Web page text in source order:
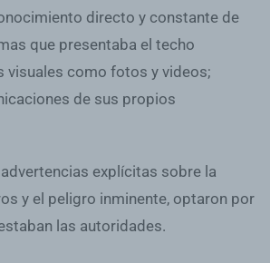
directo y constante de
que presentaba el techo
visuales como fotos y videos;
de sus propios
explícitas sobre la
y el peligro inminente, optaron por
las autoridades.